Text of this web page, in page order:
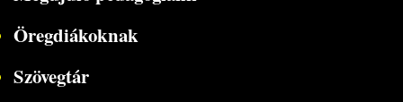
Öregdiákoknak
Szövegtár